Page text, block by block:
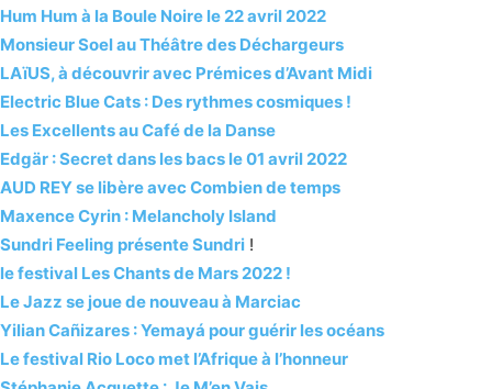
Hum Hum à la Boule Noire le 22 avril 2022
Monsieur Soel au Théâtre des Déchargeurs
LAïUS, à découvrir avec Prémices d’Avant Midi
Electric Blue Cats : Des rythmes cosmiques !
Les Excellents au Café de la Danse
Edgär : Secret dans les bacs le 01 avril 2022
AUD REY se libère avec Combien de temps
Maxence Cyrin : Melancholy Island
Sundri Feeling présente Sundri !
le festival Les Chants de Mars 2022 !
Le Jazz se joue de nouveau à Marciac
Yilian Cañizares : Yemayá pour guérir les océans
Le festival Rio Loco met l’Afrique à l’honneur